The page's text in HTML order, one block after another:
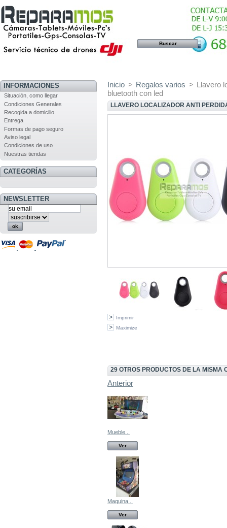
INFORMACIONES
Situación, como llegar
Condiciones Generales
Recogida a domicilio
Entrega
Formas de pago seguro
Aviso legal
Condiciones de uso
Nuestras tiendas
CATEGORÍAS
NEWSLETTER
Inicio > Regalos varios > Llavero
bluetooth con led
LLAVERO LOCALIZADOR ANTI
Imprimir
Maximize
29 OTROS PRODUCTOS DE LA MISMA
Anterior
Mueble...
Ver
Maquina...
Ver